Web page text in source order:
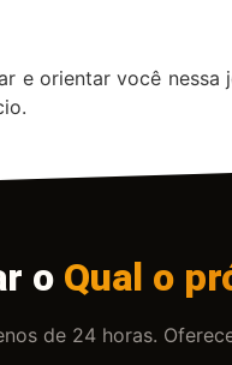
e orientar você
o Qual o
de 24 horas.